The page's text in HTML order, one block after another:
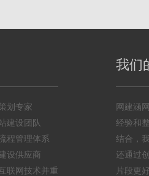
划专家
建设团队
程管理体系
设供应商
联网技术并重
我们
网建涵
经验和
结合，
还通过
片段更